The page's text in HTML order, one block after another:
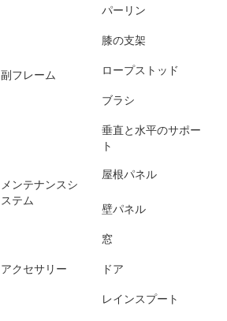
副フレーム
パーリン
膝の支架
ロープストッド
ブラシ
垂直と水平のサポー
ト
メンテナンスシ
ステム
屋根パネル
壁パネル
アクセサリー
窓
ドア
レインスプート